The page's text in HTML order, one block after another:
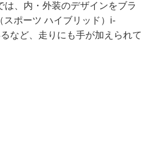
、内・外装のデザインをブラ
ポーツ ハイブリッド）i-
など、走りにも手が加えられて